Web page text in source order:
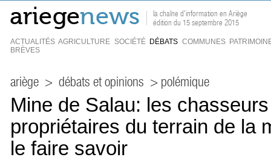
la chaîne d'information en Ariège
édition du 15 septembre 2015
ACTUALITÉS AGRICULTURE SOCIÉTÉ DÉBATS COMMUNES
BRÈVES
ariège > débats et opinions > polémique
Mine de Salau: les
propriétaires du terrain de la
le faire savoir